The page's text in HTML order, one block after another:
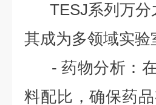
TESJ系列万分
其成为多领域实验
- 药物分析：在
料配比，确保药